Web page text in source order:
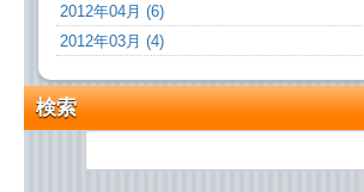
2012年04月 (6)
2012年03月 (4)
検索